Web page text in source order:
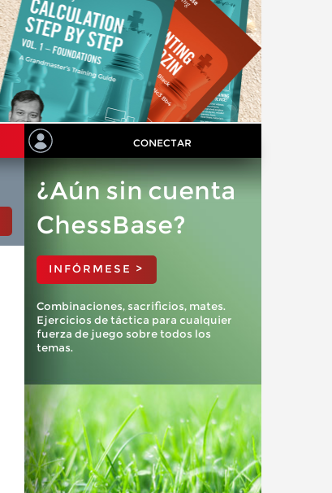
CONECTAR
¿Aún sin cuenta
ChessBase?
INFÓRMESE >
Combinaciones, sacrificios, mates.
Ejercicios de táctica para cualquier
fuerza de juego sobre todos los
temas.